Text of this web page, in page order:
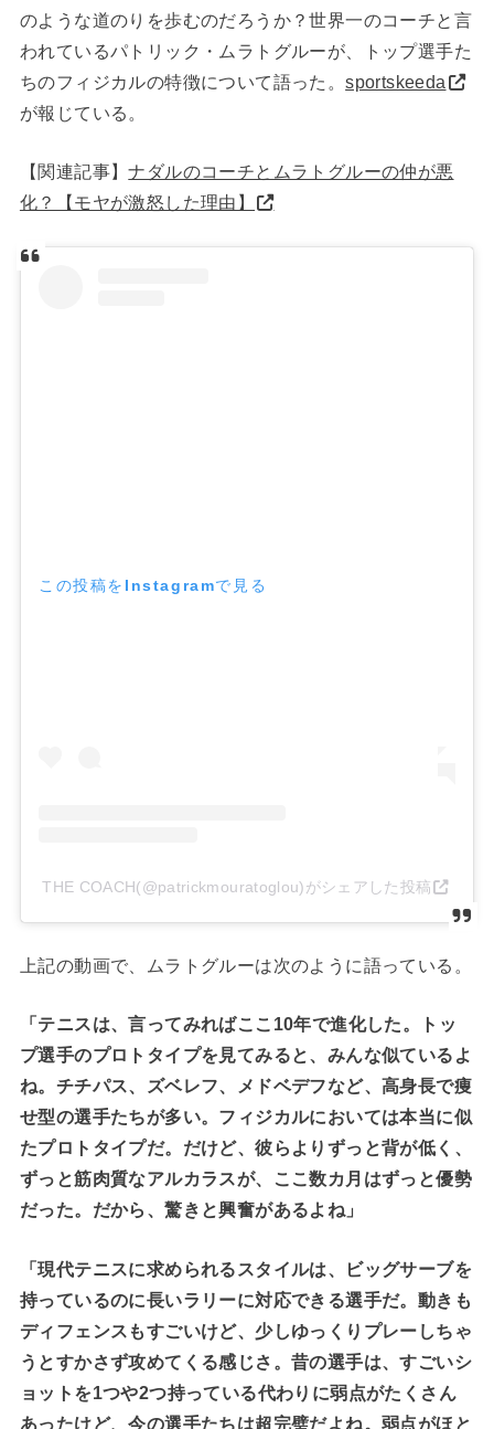
のような道のりを歩むのだろうか？世界一のコーチと言
われているパトリック・ムラトグルーが、トップ選手た
ちのフィジカルの特徴について語った。sportskeeda
が報じている。
【関連記事】ナダルのコーチとムラトグルーの仲が悪
化？【モヤが激怒した理由】
この投稿をInstagramで見る
THE COACH(@patrickmouratoglou)がシェアした投稿
上記の動画で、ムラトグルーは次のように語っている。
「テニスは、言ってみればここ10年で進化した。トッ
プ選手のプロトタイプを見てみると、みんな似ているよ
ね。チチパス、ズベレフ、メドベデフなど、高身長で痩
せ型の選手たちが多い。フィジカルにおいては本当に似
たプロトタイプだ。だけど、彼らよりずっと背が低く、
ずっと筋肉質なアルカラスが、ここ数カ月はずっと優勢
だった。だから、驚きと興奮があるよね」
「現代テニスに求められるスタイルは、ビッグサーブを
持っているのに長いラリーに対応できる選手だ。動きも
ディフェンスもすごいけど、少しゆっくりプレーしちゃ
うとすかさず攻めてくる感じさ。昔の選手は、すごいシ
ョットを1つや2つ持っている代わりに弱点がたくさん
あったけど、今の選手たちは超完璧だよね。弱点がほと